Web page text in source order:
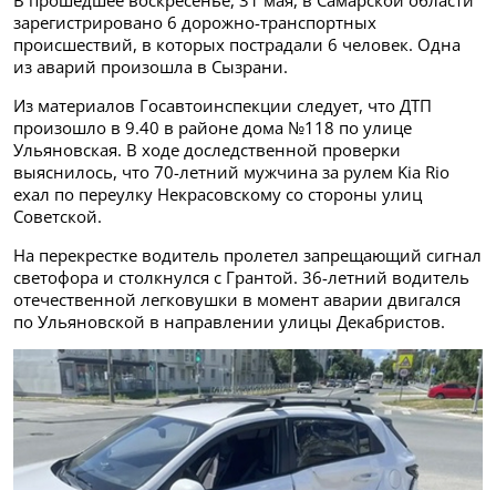
зарегистрировано 6 дорожно-транспортных
происшествий, в которых пострадали 6 человек. Одна
из аварий произошла в Сызрани.
Из материалов Госавтоинспекции следует, что ДТП
произошло в 9.40 в районе дома №118 по улице
Ульяновская. В ходе доследственной проверки
выяснилось, что 70-летний мужчина за рулем Kia Rio
ехал по переулку Некрасовскому со стороны улиц
Советской.
На перекрестке водитель пролетел запрещающий сигнал
светофора и столкнулся с Грантой. 36-летний водитель
отечественной легковушки в момент аварии двигался
по Ульяновской в направлении улицы Декабристов.